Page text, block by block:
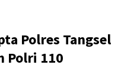
Polres Tangsel
Polri 110